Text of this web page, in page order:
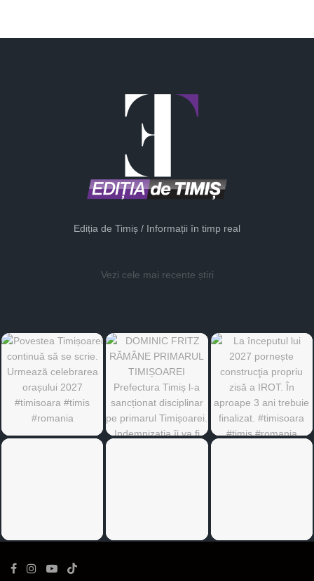
Ediția de Timiș / Informații în timp real
Vezi cele mai recente știri